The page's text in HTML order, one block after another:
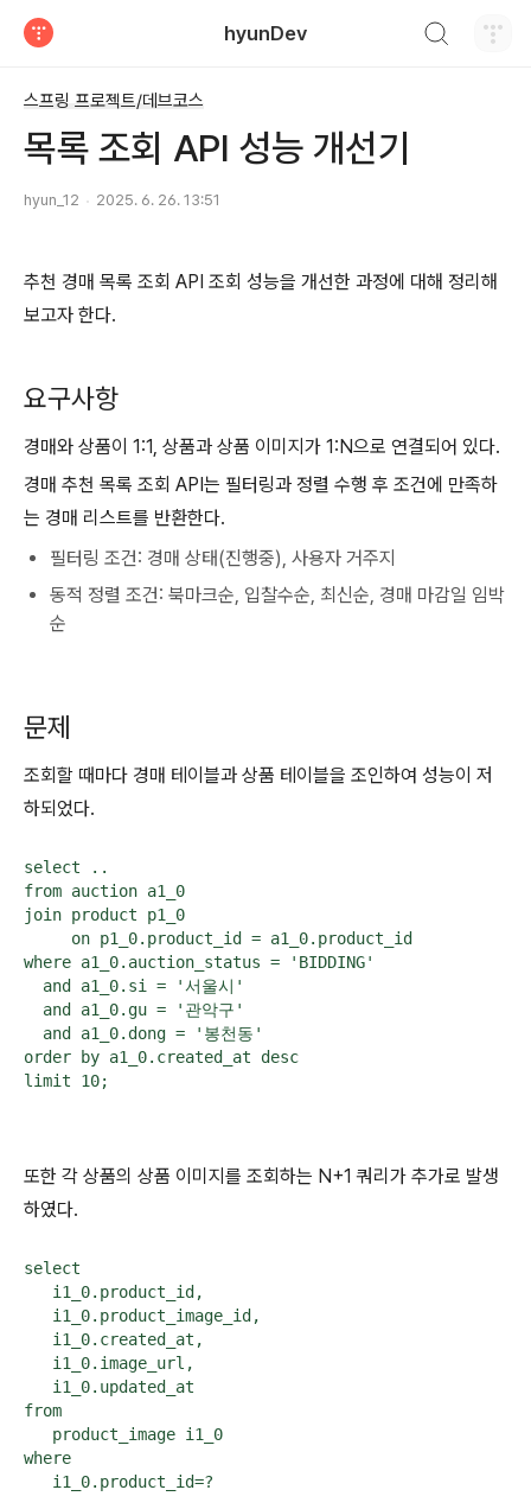
hyunDev
스프링 프로젝트/데브코스
목록 조회 API 성능 개선기
hyun_12 2025. 6. 26. 13:51
추천 경매 목록 조회 API 조회 성능을 개선한 과정에 대해 정리해
보고자 한다.
요구사항
경매와 상품이 1:1, 상품과 상품 이미지가 1:N으로 연결되어 있다.
경매 추천 목록 조회 API는 필터링과 정렬 수행 후 조건에 만족하
는 경매 리스트를 반환한다.
필터링 조건: 경매 상태(진행중), 사용자 거주지
동적 정렬 조건: 북마크순, 입찰수순, 최신순, 경매 마감일 임박
순
문제
조회할 때마다 경매 테이블과 상품 테이블을 조인하여 성능이 저
하되었다.
select ..
from auction a1_0
join product p1_0
     on p1_0.product_id = a1_0.product_id
where a1_0.auction_status = 'BIDDING'
  and a1_0.si = '서울시'
  and a1_0.gu = '관악구'
  and a1_0.dong = '봉천동'
order by a1_0.created_at desc
limit 10;
또한 각 상품의 상품 이미지를 조회하는 N+1 쿼리가 추가로 발생
하였다.
select
   i1_0.product_id,
   i1_0.product_image_id,
   i1_0.created_at,
   i1_0.image_url,
   i1_0.updated_at
from
   product_image i1_0
where
   i1_0.product_id=?